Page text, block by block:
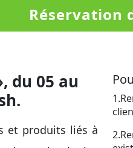
Réservation
du 05 au
et produits liés à